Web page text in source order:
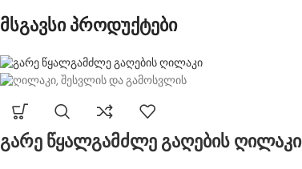
მსგავსი პროდუქტები
გარე წყალგამძლე გაღების ღილაკი